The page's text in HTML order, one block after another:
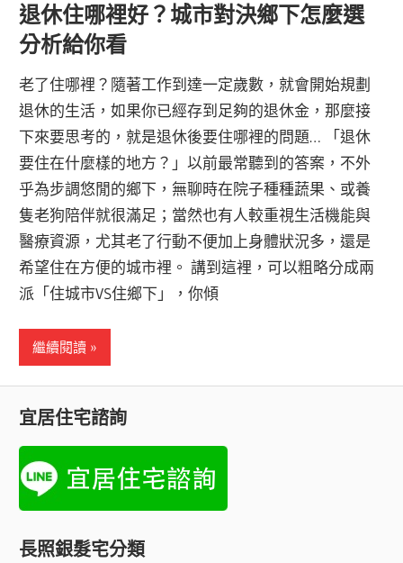
退休住哪裡好？城市對決鄉下怎麼選
分析給你看
老了住哪裡？隨著工作到達一定歲數，就會開始規劃
退休的生活，如果你已經存到足夠的退休金，那麼接
下來要思考的，就是退休後要住哪裡的問題… 「退休
要住在什麼樣的地方？」以前最常聽到的答案，不外
乎為步調悠閒的鄉下，無聊時在院子種種蔬果、或養
隻老狗陪伴就很滿足；當然也有人較重視生活機能與
醫療資源，尤其老了行動不便加上身體狀況多，還是
希望住在方便的城市裡。 講到這裡，可以粗略分成兩
派「住城市VS住鄉下」，你傾
繼續閱讀
宜居住宅諮詢
長照銀髮宅分類